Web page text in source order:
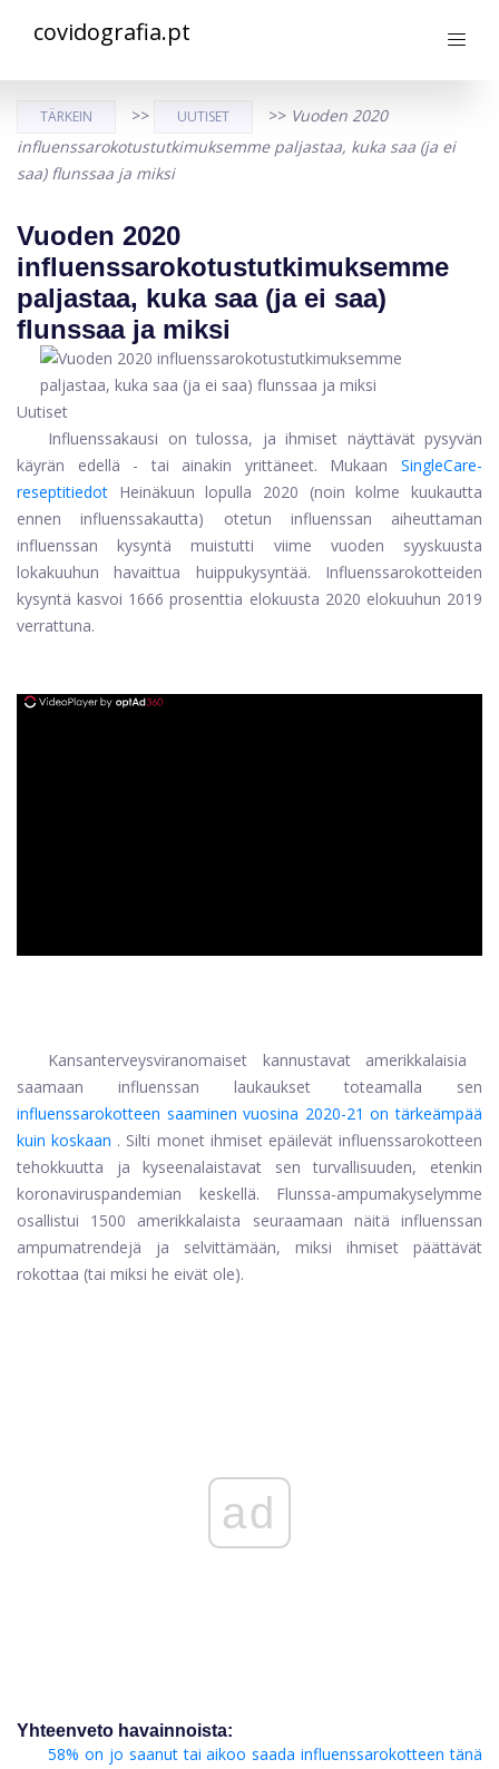
covidografia.pt
TÄRKEIN >> UUTISET >> Vuoden 2020
influenssarokotustutkimuksemme paljastaa, kuka saa (ja ei
saa) flunssaa ja miksi
Vuoden 2020
influenssarokotustutkimuksemme
paljastaa, kuka saa (ja ei saa)
flunssaa ja miksi
Uutiset
Influenssakausi on tulossa, ja ihmiset näyttävät pysyvän
käyrän edellä - tai ainakin yrittäneet. Mukaan
SingleCare-
reseptitiedot Heinäkuun lopulla 2020 (noin kolme kuukautta
ennen influenssakautta) otetun influenssan aiheuttaman
influenssan kysyntä muistutti viime vuoden syyskuusta
lokakuuhun havaittua huippukysyntää. Influenssarokotteiden
kysyntä kasvoi 1666 prosenttia elokuusta 2020 elokuuhun 2019
verrattuna.
Kansanterveysviranomaiset kannustavat amerikkalaisia ​​
saamaan influenssan laukaukset toteamalla sen
influenssarokotteen saaminen vuosina 2020-21 on tärkeämpää
kuin koskaan . Silti monet ihmiset epäilevät influenssarokotteen
tehokkuutta ja kyseenalaistavat sen turvallisuuden, etenkin
koronaviruspandemian keskellä. Flunssa-ampumakyselymme
osallistui 1500 amerikkalaista seuraamaan näitä influenssan
ampumatrendejä ja selvittämään, miksi ihmiset päättävät
rokottaa (tai miksi he eivät ole).
ad
Yhteenveto havainnoista:
58% on jo saanut tai aikoo saada influenssarokotteen tänä